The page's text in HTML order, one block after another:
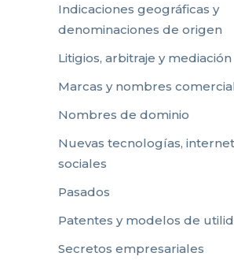
Indicaciones geográficas y
denominaciones de origen
Litigios, arbitraje y mediación
Marcas y nombres
Nombres de dominio
Nuevas tecnologías,
sociales
Pasados
Patentes y modelos de
Secretos empresariales